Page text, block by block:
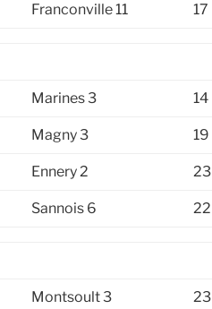
Franconville 11 17
Marines 3 14
Magny 3 19
Ennery 2 23
Sannois 6 22
Montsoult 3 23